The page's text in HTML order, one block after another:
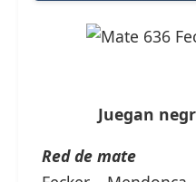
Juegan
Red de mate